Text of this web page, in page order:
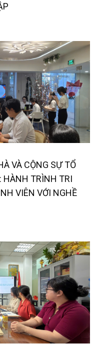
VÀ CỘNG SỰ TỔ
HÀNH TRÌNH TRI
VIÊN VỚI NGHỀ